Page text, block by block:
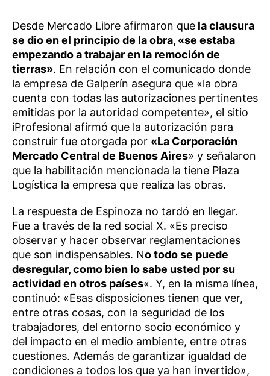
Desde Mercado Libre afirmaron que la clausura
se dio en el principio de la obra, «se estaba
empezando a trabajar en la remoción de
tierras». En relación con el comunicado donde
la empresa de Galperín asegura que «la obra
cuenta con todas las autorizaciones pertinentes
emitidas por la autoridad competente», el sitio
iProfesional afirmó que la autorización para
construir fue otorgada por «La Corporación
Mercado Central de Buenos Aires» y señalaron
que la habilitación mencionada la tiene Plaza
Logística la empresa que realiza las obras.
La respuesta de Espinoza no tardó en llegar.
Fue a través de la red social X. «Es preciso
observar y hacer observar reglamentaciones
que son indispensables. No todo se puede
desregular, como bien lo sabe usted por su
actividad en otros países«. Y, en la misma línea,
continuó: «Esas disposiciones tienen que ver,
entre otras cosas, con la seguridad de los
trabajadores, del entorno socio económico y
del impacto en el medio ambiente, entre otras
cuestiones. Además de garantizar igualdad de
condiciones a todos los que ya han invertido»,